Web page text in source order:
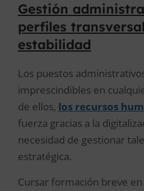
Gestión
perfiles
estabilidad
Los puestos
imprescindibles en
de ellos, los recursos
fuerza gracias a la
necesidad de gestionar
estratégica.
Cursar formación breve